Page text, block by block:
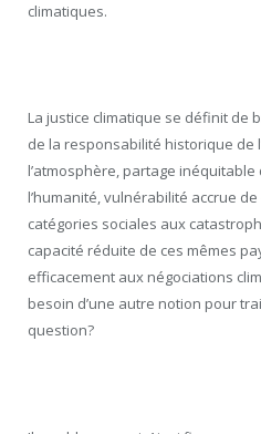
climatiques.
La justice climatique se définit de
de la responsabilité historique de
l’atmosphère, partage
l’humanité, vulnérabilité accrue
catégories sociales aux
capacité réduite de ces mêmes
efficacement aux négociations
besoin d’une autre notion pour
question?